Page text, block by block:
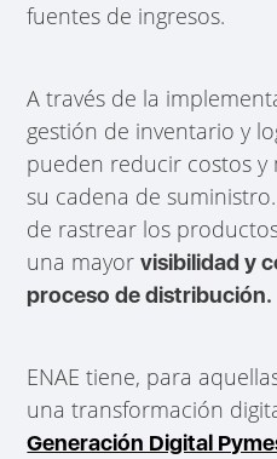
fuentes de ingresos.
A través de la
gestión de inventario y
pueden reducir costos y
su cadena de
de rastrear los
una mayorvisibilidad y
proceso de distribución.
ENAE tiene, para
una transformación
Generación Digital